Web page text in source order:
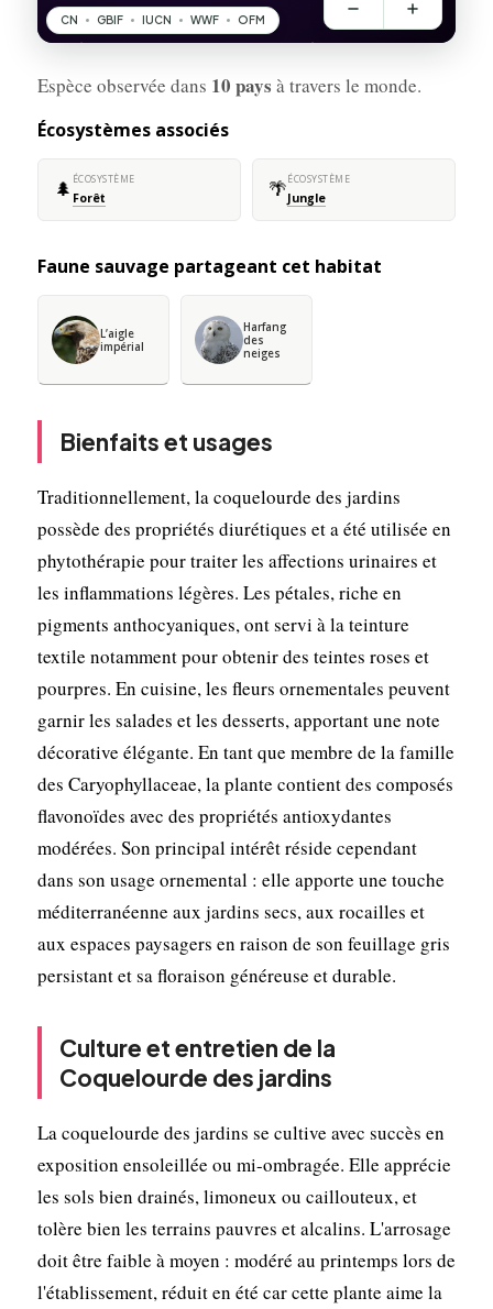
Espèce observée dans 10 pays à travers le monde.
Écosystèmes associés
🌲 ÉCOSYSTÈME
Forêt 🌴ÉCOSYSTÈME
Jungle
Faune sauvage partageant cet habitat
L’aigle
impérial
Harfang
des
neiges
Bienfaits et usages
Traditionnellement, la coquelourde des jardins
possède des propriétés diurétiques et a été utilisée en
phytothérapie pour traiter les affections urinaires et
les inflammations légères. Les pétales, riche en
pigments anthocyaniques, ont servi à la teinture
textile notamment pour obtenir des teintes roses et
pourpres. En cuisine, les fleurs ornementales peuvent
garnir les salades et les desserts, apportant une note
décorative élégante. En tant que membre de la famille
des Caryophyllaceae, la plante contient des composés
flavonoïdes avec des propriétés antioxydantes
modérées. Son principal intérêt réside cependant
dans son usage ornemental : elle apporte une touche
méditerranéenne aux jardins secs, aux rocailles et
aux espaces paysagers en raison de son feuillage gris
persistant et sa floraison généreuse et durable.
Culture et entretien de la
Coquelourde des jardins
La coquelourde des jardins se cultive avec succès en
exposition ensoleillée ou mi-ombragée. Elle apprécie
les sols bien drainés, limoneux ou caillouteux, et
tolère bien les terrains pauvres et alcalins. L'arrosage
doit être faible à moyen : modéré au printemps lors de
l'établissement, réduit en été car cette plante aime la